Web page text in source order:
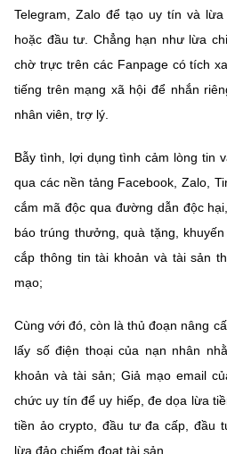
Telegram, Zalo để tạo uy tín và
hoặc đầu tư. Chẳng hạn như lừa
chờ trực trên các Fanpage có tích
tiếng trên mạng xã hội để nhắn
nhân viên, trợ lý.
Bẫy tình, lợi dụng tình cảm lòng tin
qua các nền tảng Facebook, Zalo,
cắm mã độc qua đường dẫn độc
báo trúng thưởng, quà tặng,
cắp thông tin tài khoản và tài sản
mạo;
Cùng với đó, còn là thủ đoạn nâng
lấy số điện thoại của nạn nhân
khoản và tài sản; Giả mạo email
chức uy tín để uy hiếp, đe dọa lừa
tiền ảo crypto, đầu tư đa cấp, đầu
lừa đảo chiếm đoạt tài sản.